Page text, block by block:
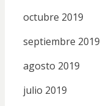
octubre 2019
septiembre 2019
agosto 2019
julio 2019